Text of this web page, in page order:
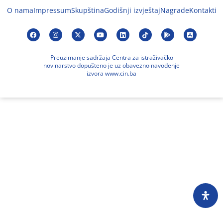
O namaImpressumSkupštinaGodišnji izvještajNagradeKontakti
Preuzimanje sadržaja Centra za istraživačko
novinarstvo dopušteno je uz obavezno navođenje
izvora www.cin.ba